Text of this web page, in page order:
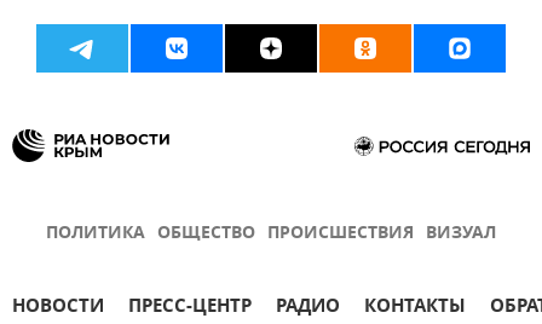
ПОЛИТИКА ОБЩЕСТВО ПРОИСШЕСТВИЯ ВИЗУАЛ
НОВОСТИ ПРЕСС-ЦЕНТР РАДИО КОНТАКТЫ